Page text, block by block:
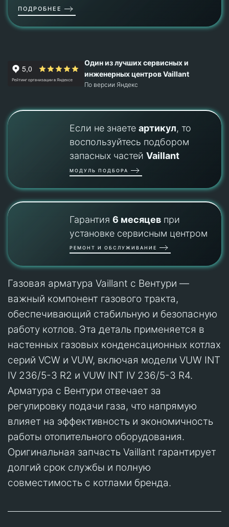
ПОДРОБНЕЕ
Один из лучших сервисных и
инженерных центров Vaillant
По версии Яндекс
Если не знаете артикул, то
воспользуйтесь подбором
запасных частей Vaillant
МОДУЛЬ ПОДБОРА
Гарантия 6 месяцевпри
установке сервисным центром
РЕМОНТ И ОБСЛУЖИВАНИЕ
Газовая арматура Vaillant с Вентури —
важный компонент газового тракта,
обеспечивающий стабильную и безопасную
работу котлов. Эта деталь применяется в
настенных газовых конденсационных котлах
серий VCW и VUW, включая модели VUW INT
IV 236/5-3 R2 и VUW INT IV 236/5-3 R4.
Арматура с Вентури отвечает за
регулировку подачи газа, что напрямую
влияет на эффективность и экономичность
работы отопительного оборудования.
Оригинальная запчасть Vaillant гарантирует
долгий срок службы и полную
совместимость с котлами бренда.